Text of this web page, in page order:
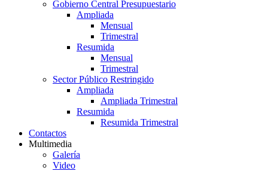
Gobierno Central Presupuestario
Ampliada
Mensual
Trimestral
Resumida
Mensual
Trimestral
Sector Público Restringido
Ampliada
Ampliada Trimestral
Resumida
Resumida Trimestral
Contactos
Multimedia
Galería
Video